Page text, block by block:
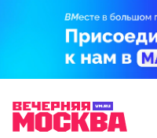
На Воробьевых горах
смотровая площадка
скульптуры
скульптур под